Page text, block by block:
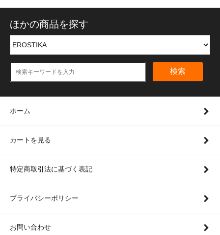
ほかの商品を探す
検索
ホーム
カートを見る
特定商取引法に基づく表記
プライバシーポリシー
お問い合わせ